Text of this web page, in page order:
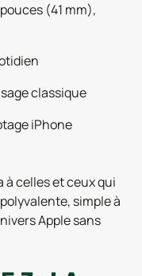
(41 mm),
classique
iPhone
à celles et ceux qui
simple à
Apple sans